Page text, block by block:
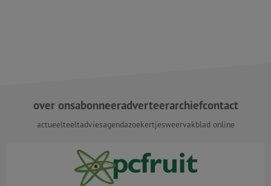
over onsabonneeradverteerarchiefcontact
actueelteeltadviesagendazoekertjesweervakblad online